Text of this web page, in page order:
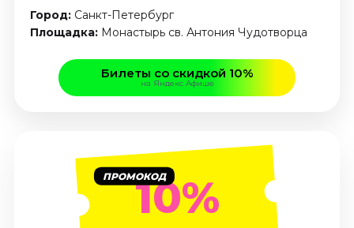
Декабрь 2026
Август 2026
Декабрь 2026
Август 2026
Сентябрь 2026
Октябрь 2026
Город: Санкт-Петербург
Площадка: Монастырь св. Антония Чудотворца
Билеты со скидкой 10%
на Яндекс Афише
ПРОМОКОД10%